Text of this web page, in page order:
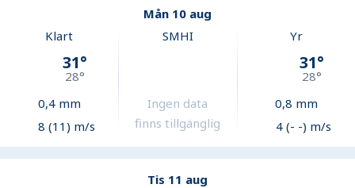
Mån 10 aug
Klart
31°
28°
0,4mm
8 (11) m/s
SMHI
Ingen data
finns tillgänglig
Yr
31°
28°
0,8 mm
4 (- -) m/s
Tis 11 aug